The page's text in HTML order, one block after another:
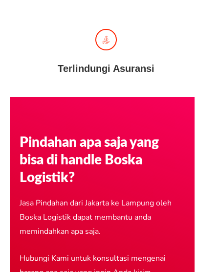
Terlindungi Asuransi
Pindahan apa saja yang
bisa di handle Boska
Logistik?
Jasa Pindahan dari Jakarta ke Lampung oleh
Boska Logistik dapat membantu anda
memindahkan apa saja.
Hubungi Kami untuk konsultasi mengenai